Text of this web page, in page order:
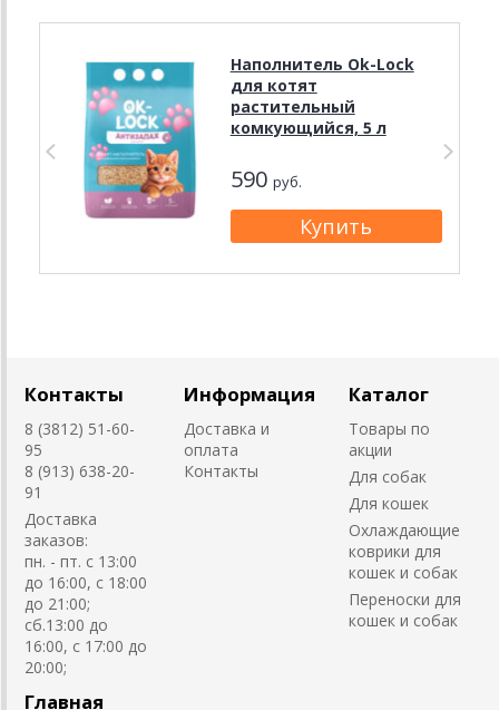
Наполнитель Ok-Lock
для котят
растительный
комкующийся, 5 л
590 руб.
Контакты
8 (3812) 51-60-
95
8 (913) 638-20-
91
Доставка
заказов:
пн. - пт. с 13:00
до 16:00, с 18:00
до 21:00;
сб.13:00 до
16:00, с 17:00 до
20:00;
Информация
Доставка и
оплата
Контакты
Каталог
Товары по
акции
Для собак
Для кошек
Охлаждающие
коврики для
кошек и собак
Переноски для
кошек и собак
Главная